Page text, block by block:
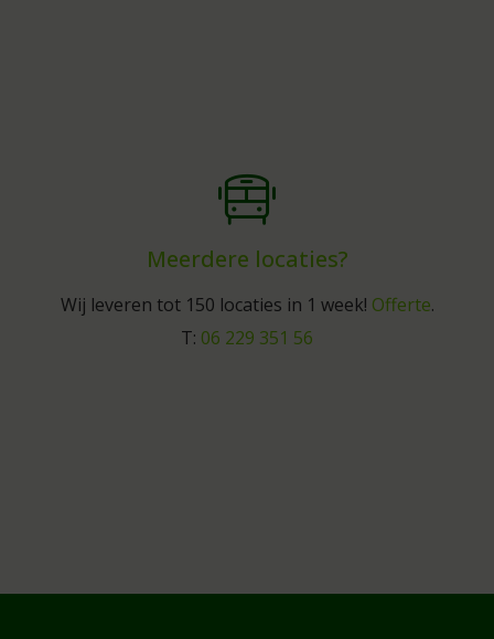
Meerdere locaties?
Wij leveren tot 150 locaties in 1 week! Offerte.
T: 06 229 351 56